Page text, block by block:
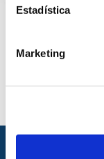
Estadística
Marketing